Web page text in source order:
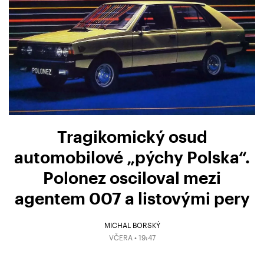
Tragikomický osud
automobilové „pýchy Polska“.
Polonez osciloval mezi
agentem 007 a listovými pery
MICHAL BORSKÝ
VČERA • 19:47